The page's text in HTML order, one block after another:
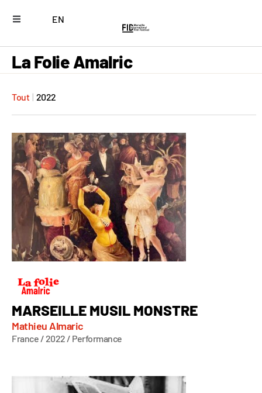
EN
La Folie Amalric
Tout | 2022
MARSEILLE MUSIL MONSTRE
Mathieu Almaric
France / 2022 / Performance